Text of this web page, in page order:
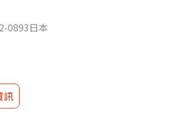
0893日本
訊